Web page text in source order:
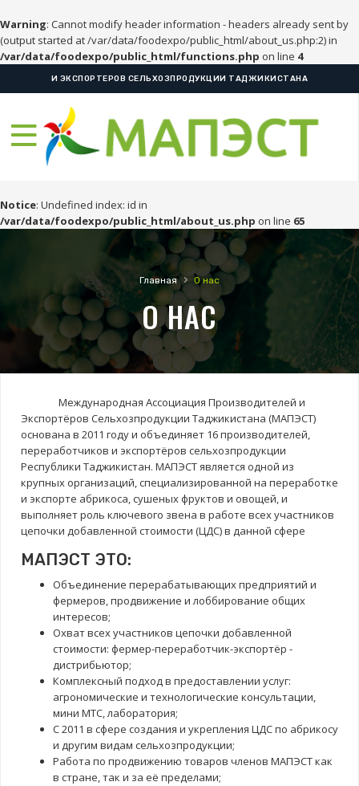
Warning: Cannot modify header information - headers already sent by
(output started at /var/data/foodexpo/public_html/about_us.php:2) in
/var/data/foodexpo/public_html/functions.php on line 4
И ЭКСПОРТЕРОВ СЕЛЬХОЗПРОДУКЦИИ ТАДЖИКИСТАНА
Notice: Undefined index: id in
/var/data/foodexpo/public_html/about_us.php on line 65
Главная › О нас
О НАС
Международная Ассоциация Производителей и
Экспортёров Сельхозпродукции Таджикистана (МАПЭСТ)
основана в 2011 году и объединяет 16 производителей,
переработчиков и экспортёров сельхозпродукции
Республики Таджикистан. МАПЭСТ является одной из
крупных организаций, специализированной на переработке
и экспорте абрикоса, сушеных фруктов и овощей, и
выполняет роль ключевого звена в работе всех участников
цепочки добавленной стоимости (ЦДС) в данной сфере
МАПЭСТ ЭТО:
Объединение перерабатывающих предприятий и
фермеров, продвижение и лоббирование общих
интересов;
Охват всех участников цепочки добавленной
стоимости: фермер-переработчик-экспортёр -
дистрибьютор;
Комплексный подход в предоставлении услуг:
агрономические и технологические консультации,
мини МТС, лаборатория;
C 2011 в сфере создания и укрепления ЦДС по абрикосу
и другим видам сельхозпродукции;
Работа по продвижению товаров членов МАПЭСТ как
в стране, так и за её пределами;